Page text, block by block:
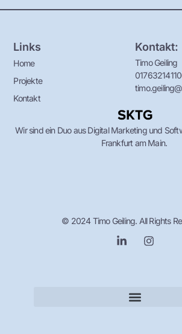
Links
Home
Projekte
Kontakt
Kontakt:
Timo Geiling
Wir sind ein Duo aus Digital Marketing und
Frankfurt am Main.
© 2024 Timo Geiling. All Rights